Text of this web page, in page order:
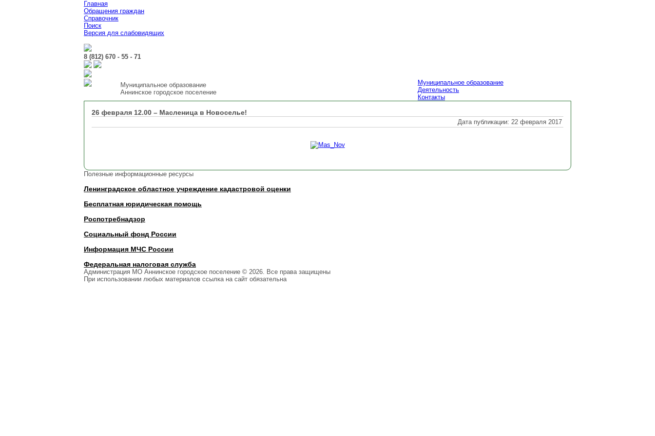
Главная
Обращения граждан
Справочник
Поиск
Версия для слабовидящих
8 (812) 670 - 55 - 71
Муниципальное образование
Аннинское городское поселение
Муниципальное образование
Деятельность
Контакты
26 февраля 12.00 – Масленица в Новоселье!
Дата публикации: 22 февраля 2017
Полезные информационные ресурсы
Ленинградское областное учреждение кадастровой оценки
Бесплатная юридическая помощь
Роспотребнадзор
Социальный фонд России
Информация МЧС России
Федеральная налоговая служба
Администрация МО Аннинское городское поселение © 2026. Все права защищены
При использовании любых материалов ссылка на сайт обязательна